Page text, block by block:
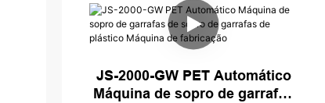
JS-2000-GW PET Automático
Máquina de sopro de garrafas